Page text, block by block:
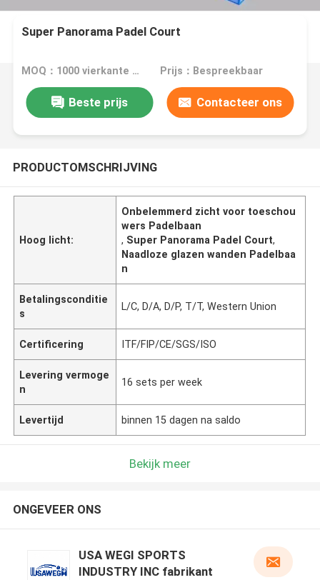
Super Panorama Padel Court
MOQ：1000 vierkante meter Prijs：Bespreekbaar
Beste prijs Contacteer ons
PRODUCTOMSCHRIJVING
Hoog licht:
Onbelemmerd zicht voor toeschou
wers Padelbaan
, Super Panorama Padel Court,
Naadloze glazen wanden Padelbaa
n
Betalingsconditie
s
L/C, D/A, D/P, T/T, Western Union
Certificering ITF/FIP/CE/SGS/ISO
Levering vermoge
n
16 sets per week
Levertijd binnen 15 dagen na saldo
Bekijk meer
ONGEVEER ONS
USA WEGI SPORTS
INDUSTRY INC fabrikant